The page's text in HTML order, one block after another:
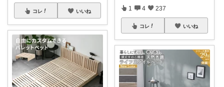
コレ いいね 1 4 237
コレ いいね